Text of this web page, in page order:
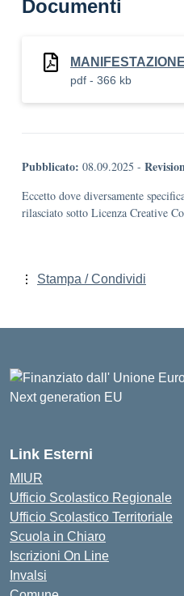
Documenti
pdf - 366 kb
Pubblicato: 08.09.2025 -
Eccetto dove diversamente
rilasciato sotto Licenza Creative
Stampa / Condividi
Link Esterni
MIUR
Ufficio Scolastico Regionale
Ufficio Scolastico Territoriale
Scuola in Chiaro
Iscrizioni On Line
Invalsi